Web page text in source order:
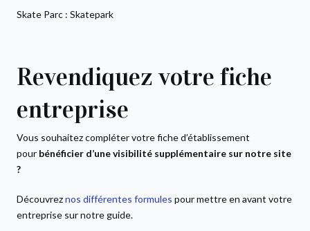
Skate Parc : Skatepark
Revendiquez votre fiche
entreprise
Vous souhaitez compléter votre fiche d’établissement
pour bénéficier d’une visibilité supplémentaire sur notre site
?
Découvreznos différentes formules pour mettre en avant votre
entreprise sur notre guide.